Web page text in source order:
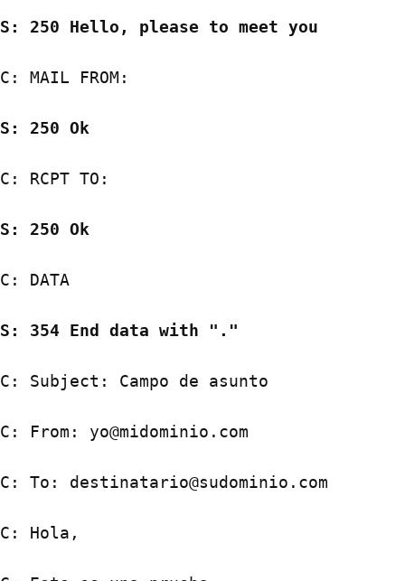
S: 250 Hello, please to meet you
C: MAIL FROM:
S: 250 Ok
C: RCPT TO:
S: 250 Ok
C: DATA
S: 354 End data with "."
C: Subject: Campo de asunto
C: From: yo@midominio.com
C: To: destinatario@sudominio.com
C: Hola,